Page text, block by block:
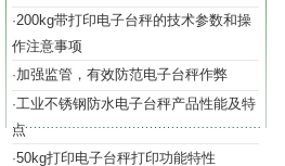
·200kg带打印电子台秤的技术参数和操
作注意事项
·加强监管，有效防范电子台秤作弊
·工业不锈钢防水电子台秤产品性能及特
点
·50kg打印电子台秤打印功能特性